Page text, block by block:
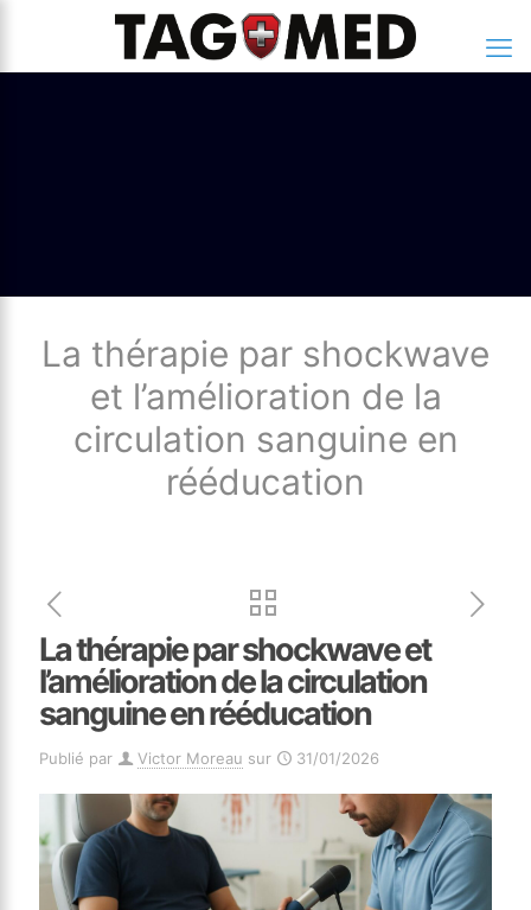
La thérapie par shockwave
et l’amélioration de la
circulation sanguine en
rééducation
La thérapie par shockwave et
l’amélioration de la circulation
sanguine en rééducation
Publié par Victor Moreau sur 31/01/2026